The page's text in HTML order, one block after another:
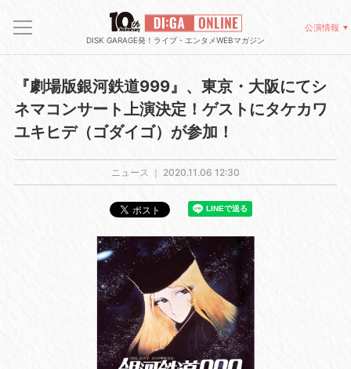
DISK GARAGE発！ライブ・エンタメWEBマガジン
公演情報
『劇場版銀河鉄道999』、東京・大阪にてシ
ネマコンサート上演決定！ゲストにタケカワ
ユキヒデ（ゴダイゴ）が参加！
ニュース ｜ 2020.11.06 12:30